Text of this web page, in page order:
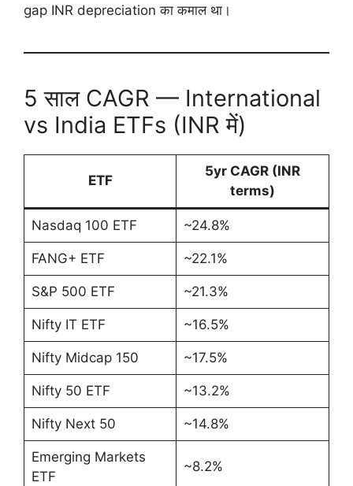
gap INR depreciation का कमाल था।
5 साल CAGR — International
vs India ETFs (INR में)
ETF
5yr CAGR (INR
terms)
Nasdaq 100 ETF ~24.8%
FANG+ ETF ~22.1%
S&P 500 ETF ~21.3%
Nifty IT ETF ~16.5%
Nifty Midcap 150 ~17.5%
Nifty 50 ETF ~13.2%
Nifty Next 50 ~14.8%
Emerging Markets
ETF
~8.2%